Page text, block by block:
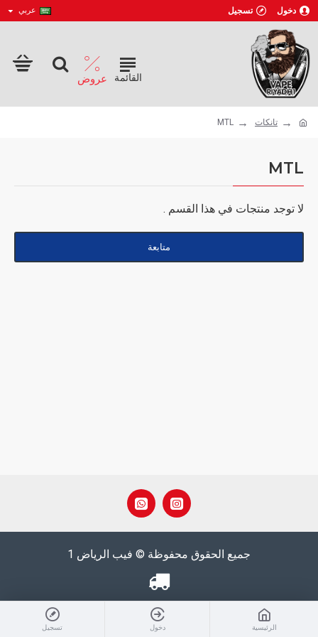
دخول تسجيل عربي
تانكات MTL
MTL
لا توجد منتجات في هذا القسم .
متابعة
جميع الحقوق محفوظة © فيب الرياض 1
الرئيسية دخول تسجيل